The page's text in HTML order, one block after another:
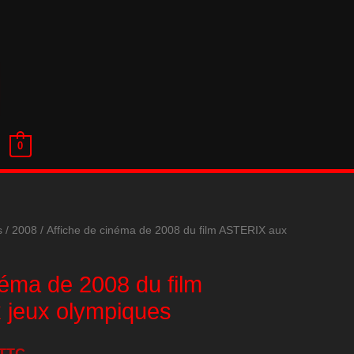
0
/ 2008 / Affiche de cinéma de 2008 du film ASTERIX aux
de 2008 du film
olympiques